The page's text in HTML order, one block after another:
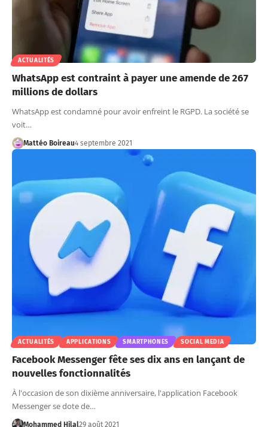
ACTUALITÉS
WhatsApp est contraint à payer une amende de 267
millions de dollars
WhatsApp est condamné pour avoir enfreint le RGPD. La société se
voit…
Mattéo Boireau4 septembre 2021
ACTUALITÉS APPLICATIONS SMARTPHONES SOCIAL MEDIA
Facebook Messenger fête ses dix ans en lançant de
nouvelles fonctionnalités
À l'occasion de son dixième anniversaire, l'application Facebook
Messenger se dote de…
Mohammed Hilal29 août 2021